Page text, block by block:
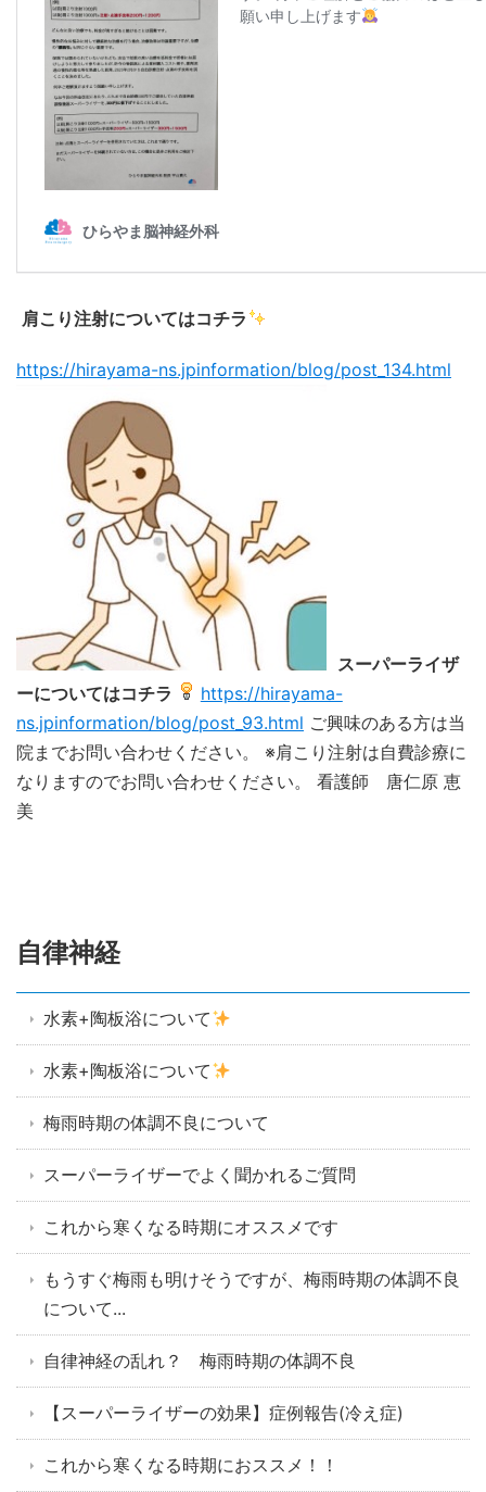
肩こり注射についてはコチラ
https://hirayama-ns.jpinformation/blog/post_134.html
スーパーライザ
ーについてはコチラ
https://hirayama-
ns.jpinformation/blog/post_93.html ご興味のある方は当
院までお問い合わせください。
※肩こり注射は自費診療に
なりますのでお問い合わせください。
看護師 唐仁原 恵
美
自律神経
水素+陶板浴について
水素+陶板浴について
梅雨時期の体調不良について
スーパーライザーでよく聞かれるご質問
これから寒くなる時期にオススメです
もうすぐ梅雨も明けそうですが、梅雨時期の体調不良
について...
自律神経の乱れ？ 梅雨時期の体調不良
【スーパーライザーの効果】症例報告(冷え症)
これから寒くなる時期におススメ！！